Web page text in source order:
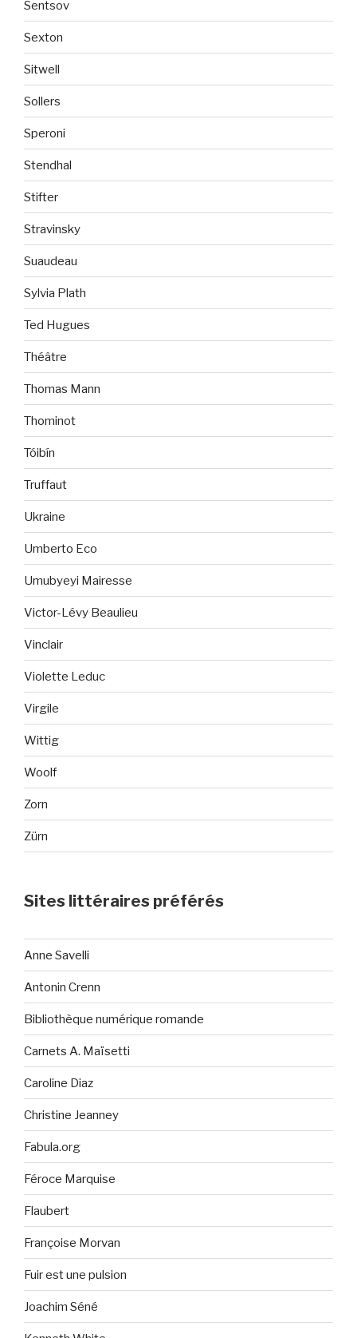
Sentsov
Sexton
Sitwell
Sollers
Speroni
Stendhal
Stifter
Stravinsky
Suaudeau
Sylvia Plath
Ted Hugues
Théâtre
Thomas Mann
Thominot
Tóibín
Truffaut
Ukraine
Umberto Eco
Umubyeyi Mairesse
Victor-Lévy Beaulieu
Vinclair
Violette Leduc
Virgile
Wittig
Woolf
Zorn
Zürn
Sites littéraires préférés
Anne Savelli
Antonin Crenn
Bibliothèque numérique romande
Carnets A. Maïsetti
Caroline Diaz
Christine Jeanney
Fabula.org
Féroce Marquise
Flaubert
Françoise Morvan
Fuir est une pulsion
Joachim Séné